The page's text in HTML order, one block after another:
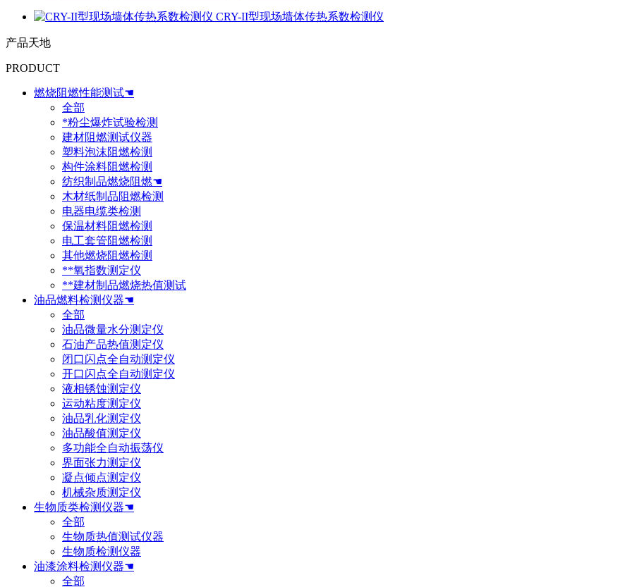
CRY-II型现场墙体传热系数检测仪
产品天地
PRODUCT
燃烧阻燃性能测试☚
全部
*粉尘爆炸试验检测
建材阻燃测试仪器
塑料泡沫阻燃检测
构件涂料阻燃检测
纺织制品燃烧阻燃☚
木材纸制品阻燃检测
电器电缆类检测
保温材料阻燃检测
电工套管阻燃检测
其他燃烧阻燃检测
**氧指数测定仪
**建材制品燃烧热值测试
油品燃料检测仪器☚
全部
油品微量水分测定仪
石油产品热值测定仪
闭口闪点全自动测定仪
开口闪点全自动测定仪
液相锈蚀测定仪
运动粘度测定仪
油品乳化测定仪
油品酸值测定仪
多功能全自动振荡仪
界面张力测定仪
凝点倾点测定仪
机械杂质测定仪
生物质类检测仪器☚
全部
生物质热值测试仪器
生物质检测仪器
油漆涂料检测仪器☚
全部